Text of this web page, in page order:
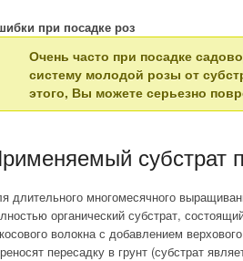
при посадке роз
Очень часто при посадке
систему молодой розы от
этого, Вы можете серьезно
субстрат
длительного многомесячного
органический субстрат,
волокна с добавлением
пересадку в грунт (субстрат